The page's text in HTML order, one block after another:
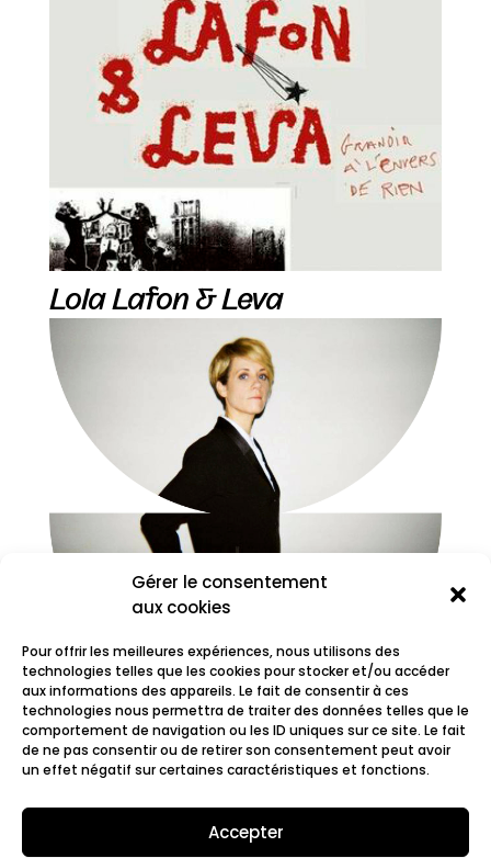
Gérer le consentement
aux cookies
Pour offrir les meilleures expériences, nous utilisons des
technologies telles que les cookies pour stocker et/ou accéder
aux informations des appareils. Le fait de consentir à ces
technologies nous permettra de traiter des données telles que le
comportement de navigation ou les ID uniques sur ce site. Le fait
de ne pas consentir ou de retirer son consentement peut avoir
un effet négatif sur certaines caractéristiques et fonctions.
Accepter
Lola Lafon & Leva
Katel